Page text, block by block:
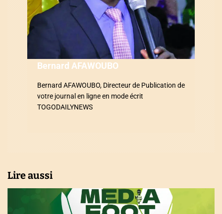
e
Bernard AFAWOUBO
Bernard AFAWOUBO, Directeur de Publication de
votre journal en ligne en mode écrit
TOGODAILYNEWS
Lire aussi